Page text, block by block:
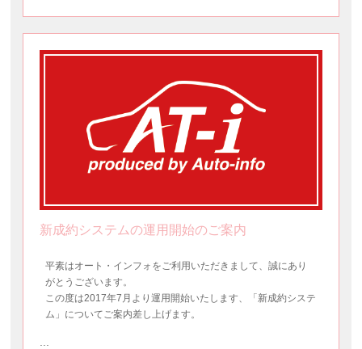
新成約システムの運用開始のご案内
平素はオート・インフォをご利用いただきまして、誠にあり
がとうございます。
この度は2017年7月より運用開始いたします、「新成約システ
ム」についてご案内差し上げます。